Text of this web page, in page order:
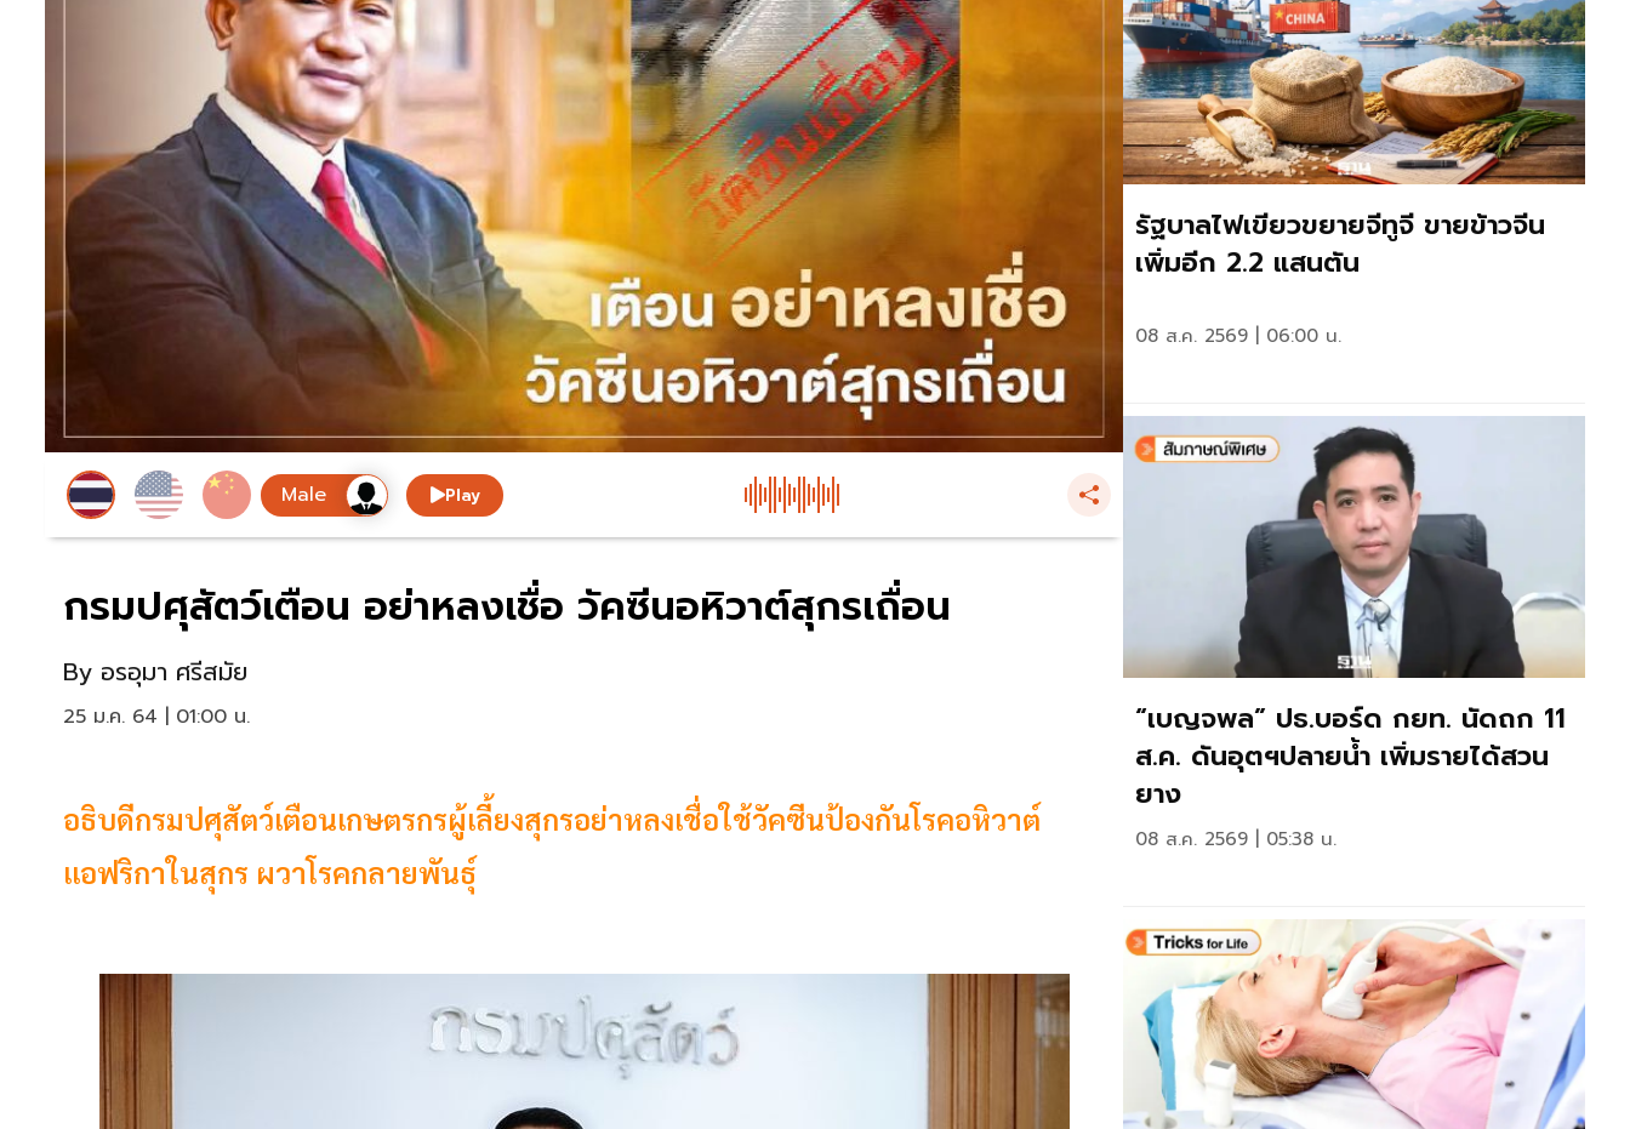
Play
กรมปศุสัตว์เตือน อย่าหลงเชื่อ วัคซีนอหิวาต์สุกรเถื่อน
By อรอุมา ศรีสมัย
25 ม.ค. 64 | 01:00 น.
​​​​​​​อธิบดีกรมปศุสัตว์เตือนเกษตรกรผู้เลี้ยงสุกรอย่าหลงเชื่อใช้วัคซีนป้องกันโรคอหิวาต์
แอฟริกาในสุกร ผวาโรคกลายพันธุ์
รัฐบาลไฟเขียวขยายจีทูจี ขายข้าวจีน
เพิ่มอีก 2.2 แสนตัน
08 ส.ค. 2569 | 06:00 น.
“เบญจพล” ปธ.บอร์ด กยท. นัดถก 11
ส.ค. ดันอุตฯปลายน้ำ เพิ่มรายได้สวน
ยาง
08 ส.ค. 2569 | 05:38 น.